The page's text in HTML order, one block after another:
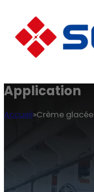
Application
Accueil Crème glacée